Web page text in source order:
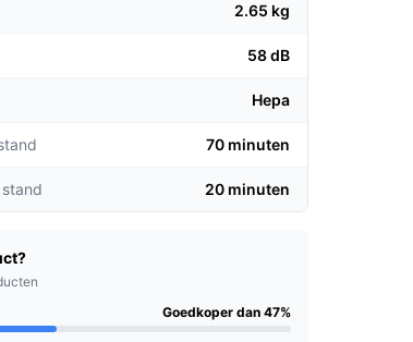
2.65 kg
58 dB
Hepa
70 minuten
20 minuten
Goedkoper dan 47%